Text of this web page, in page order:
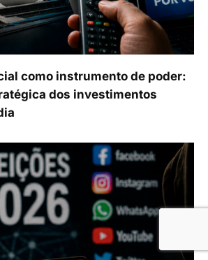
como instrumento de poder:
dos investimentos